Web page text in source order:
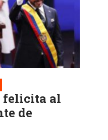
felicita al
de